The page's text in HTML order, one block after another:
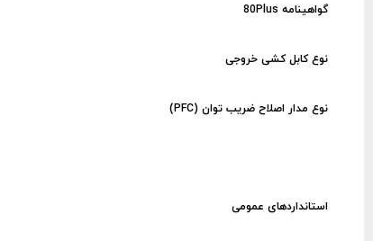
گواهینامه 80Plus
نوع کابل کشی خروجی
نوع مدار اصلاح ضریب توان (PFC)
استانداردهای عمومی